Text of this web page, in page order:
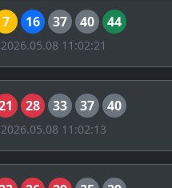
7 16 37 40 44
11:02:21
28 33 37 40
11:02:13